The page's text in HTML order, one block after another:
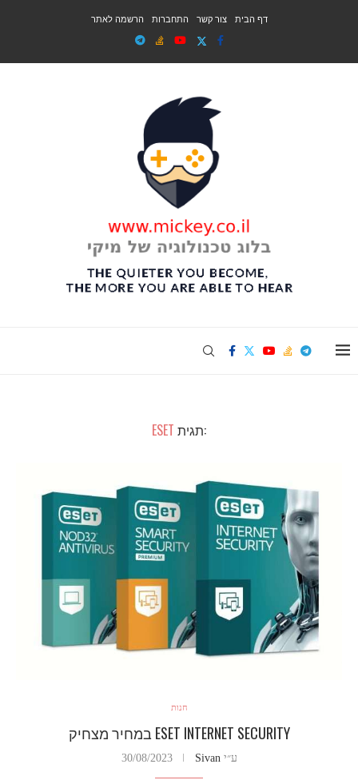
דף הבית צור קשר התחברות הרשמה לאתר
:תגית ESET
חנות
ESET INTERNET SECURITY במחיר מצחיק
ע״י Sivan
30/08/2023